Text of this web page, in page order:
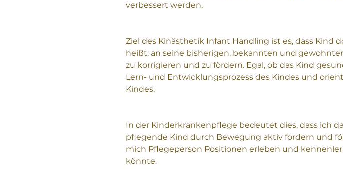
verbessert werden.
Ziel des Kinästhetik Infant Handling ist es, dass Kind
heißt: an seine bisherigen, bekannten und
zu korrigieren und zu fördern. Egal, ob das Kind
Lern- und Entwicklungsprozess des Kindes und
Kindes.
In der Kinderkrankenpflege bedeutet dies, dass ich
pflegende Kind durch Bewegung aktiv fordern und
mich Pflegeperson Positionen erleben und
könnte.